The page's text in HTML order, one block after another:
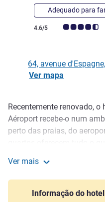
Adequado para
Nota clientes Avis
4.6/5
64, avenue
Ver mapa
Descrição
Recentemente renovado,
Aéroport recebe-o num
perto das praias, do
encantado com a calorosa
disponibilidade da nossa
tua estadia inesquecível.
Ver mais
Informação do hotel